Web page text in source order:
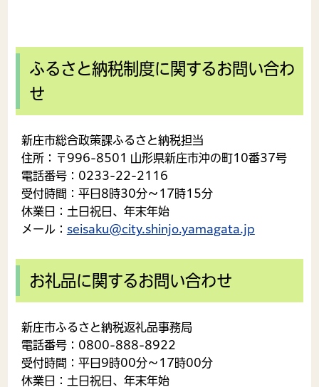
ふるさと納税制度に関するお問い合わ
せ
新庄市総合政策課ふるさと納税担当
住所：〒996-8501 山形県新庄市沖の町10番37号
電話番号：0233-22-2116
受付時間：平日8時30分～17時15分
休業日：土日祝日、年末年始
メール： seisaku@city.shinjo.yamagata.jp
お礼品に関するお問い合わせ
新庄市ふるさと納税返礼品事務局
電話番号：0800-888-8922
受付時間：平日9時00分～17時00分
休業日：土日祝日、年末年始